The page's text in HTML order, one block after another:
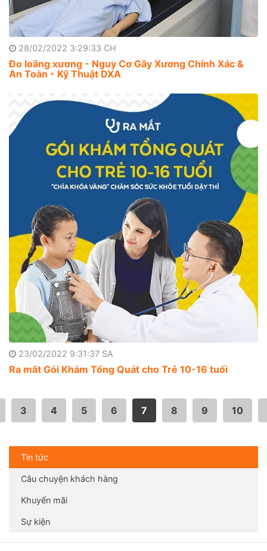
28/02/2022 3:29:33 CH
Đo loãng xương - Nguy Cơ Gãy Xương Chính Xác &
An Toàn - Kỹ Thuật DXA
23/02/2022 9:31:37 SA
Ra mắt Gói Khám Tổng Quát cho Trẻ 10-16 tuổi
3 4 5 6 7 8 9 10
Tin tức
Câu chuyện khách hàng
Khuyến mãi
Sự kiện